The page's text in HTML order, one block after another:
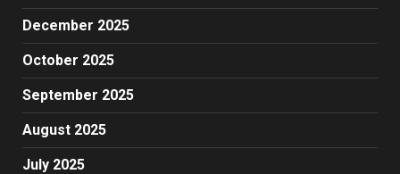
December 2025
October 2025
September 2025
August 2025
July 2025